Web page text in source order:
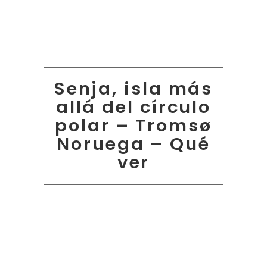
Senja, isla más
allá del círculo
polar – Tromsø
Noruega – Qué
ver